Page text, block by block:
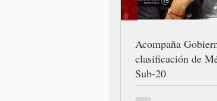
Acompaña
clasificación de
Sub-20